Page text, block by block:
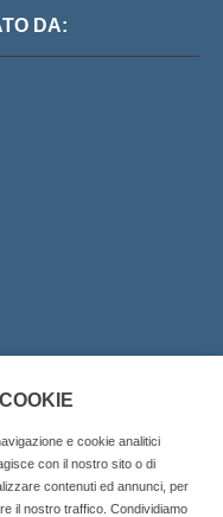
DA:
e cookie analitici
con il nostro sito o di
contenuti ed annunci, per
il nostro traffico. Condividiamo